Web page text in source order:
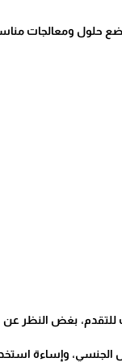
حلول ومعالجات
بغض النظر عن
وإساءة